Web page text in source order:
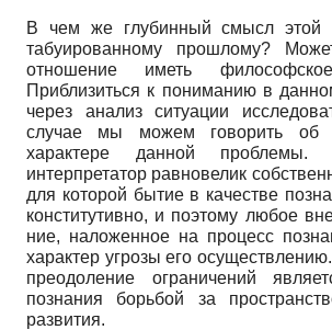
В чем же глубинный смысл этой
табуированному прошлому?
отношение иметь
Приблизиться к пониманию в
через анализ ситуации
случае мы можем говорить об
характере данной проблемы.
интерпретатор равновелик
для которой бытие в качестве
конститутивно, и поэтому любое
ние, наложенное на процесс
характер угрозы его
преодоление ограничений
познания борь­бой за
развития.